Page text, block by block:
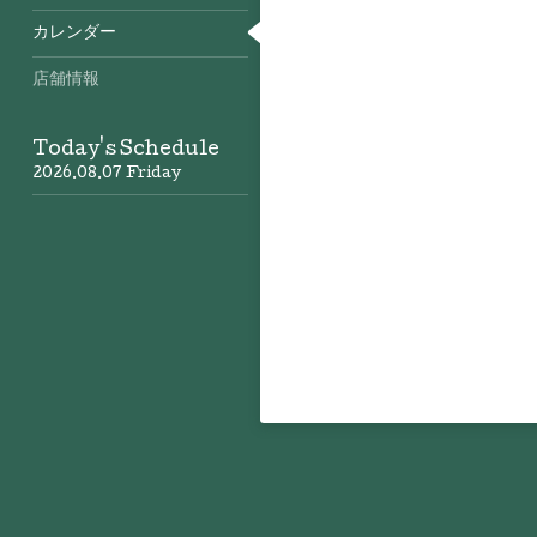
カレンダー
店舗情報
Today's Schedule
2026.08.07 Friday